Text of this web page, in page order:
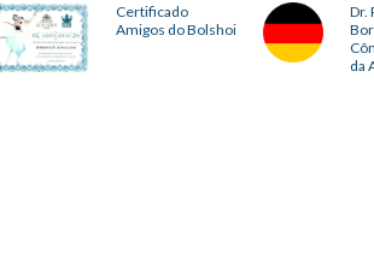
Certificado
Amigos do Bolshoi
Dr.
da